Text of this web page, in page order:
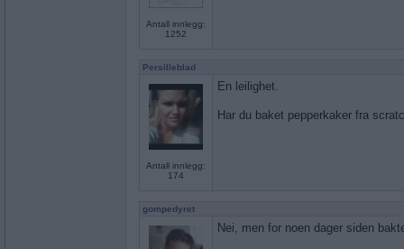
Antall innlegg:
1252
Persilleblad
Antall innlegg:
174
En leilighet.
Har du baket pepperkaker fra
gompedyret
Nei, men for noen dager siden